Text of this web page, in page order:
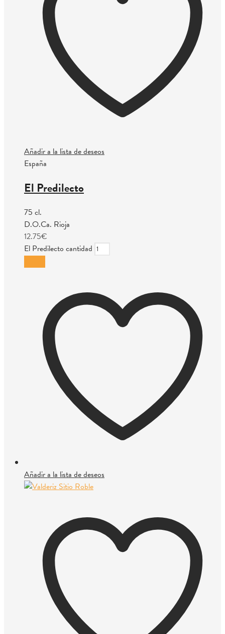
Añadir a la lista de deseos
España
El Predilecto
75 cl.
D.O.Ca. Rioja
12.75€
El Predilecto cantidad
Añadir a la lista de deseos